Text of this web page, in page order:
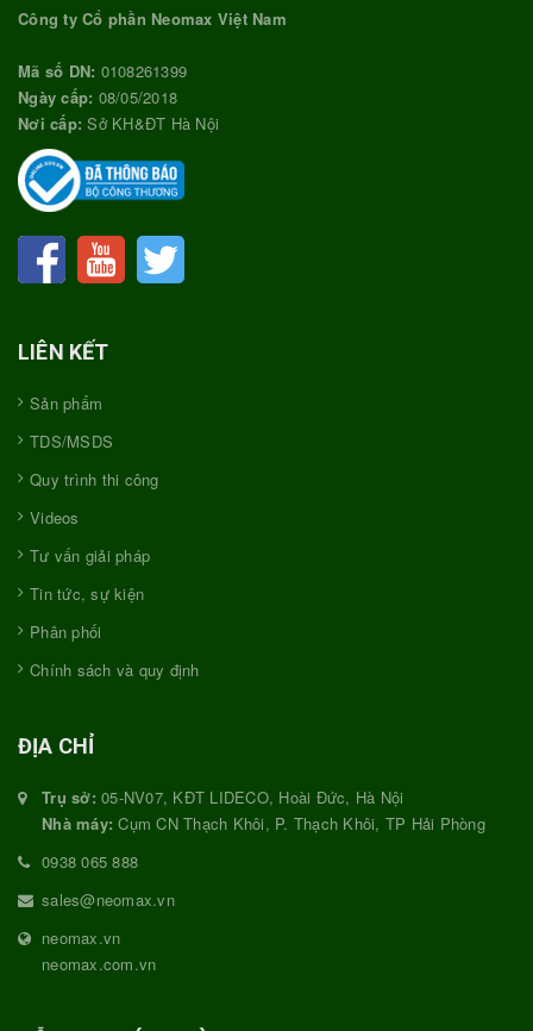
Công ty Cổ phần Neomax Việt Nam
Mã số DN: 0108261399
Ngày cấp: 08/05/2018
Nơi cấp: Sở KH&ĐT Hà Nội
LIÊN KẾT
Sản phẩm
TDS/MSDS
Quy trình thi công
Videos
Tư vấn giải pháp
Tin tức, sự kiện
Phân phối
Chính sách và quy định
ĐỊA CHỈ
Trụ sở: 05-NV07, KĐT LIDECO, Hoài Đức, Hà Nội
Nhà máy: Cụm CN Thạch Khôi, P. Thạch Khôi, TP Hải Phòng
0938 065 888
sales@neomax.vn
neomax.vn
neomax.com.vn